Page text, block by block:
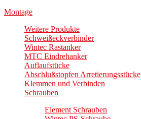
Montage
Weitere Produkte
Schweißeckverbinder
Wintec Rastanker
MTC Eindrehanker
Auflaufstücke
Abschlußstopfen Arretierungsstücke
Klemmen und Verbinden
Schrauben
Element Schrauben